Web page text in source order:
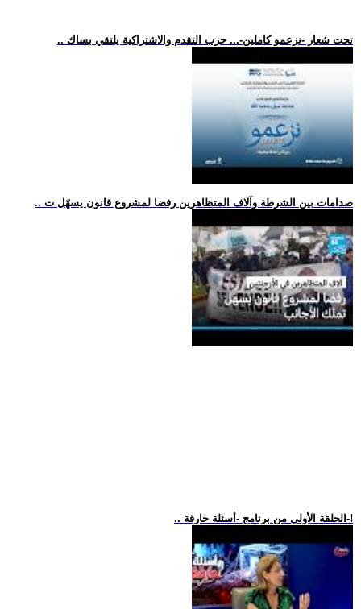
.. تحت شعار -نزعمو كاملين-... حزب التقدم والاشتراكية يلتقي بساك
.. صدامات بين الشرطة وآلاف المتظاهرين رفضا لمشروع قانون يسهّل ت
.. الحلقة الأولى من برنامج -أسئلة حارقة-!